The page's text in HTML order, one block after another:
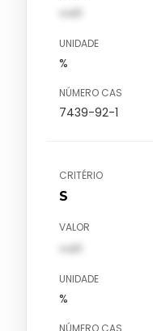
val1
UNIDADE
%
NÚMERO CAS
7439-92-1
CRITÉRIO
S
VALOR
val1
UNIDADE
%